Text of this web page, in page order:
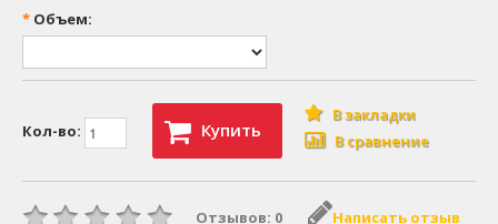
* Объем:
Кол-во: Купить
В закладки
В сравнение
Отзывов: 0 Написать отзыв